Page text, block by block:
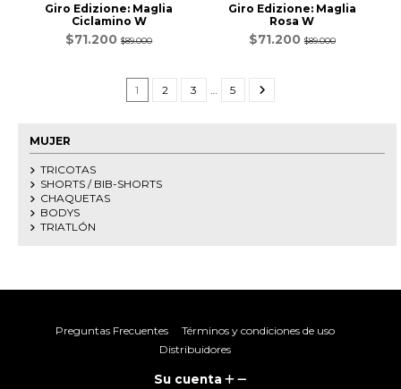
Giro Edizione: Maglia
Ciclamino W
$71.200$89.000
Giro Edizione: Maglia
Rosa W
$71.200$89.000
1 2 3 5
MUJER
TRICOTAS
SHORTS / BIB-SHORTS
CHAQUETAS
BODYS
TRIATLÓN
Preguntas Frecuentes
Términos y condiciones de uso
Distribuidores
Su cuenta